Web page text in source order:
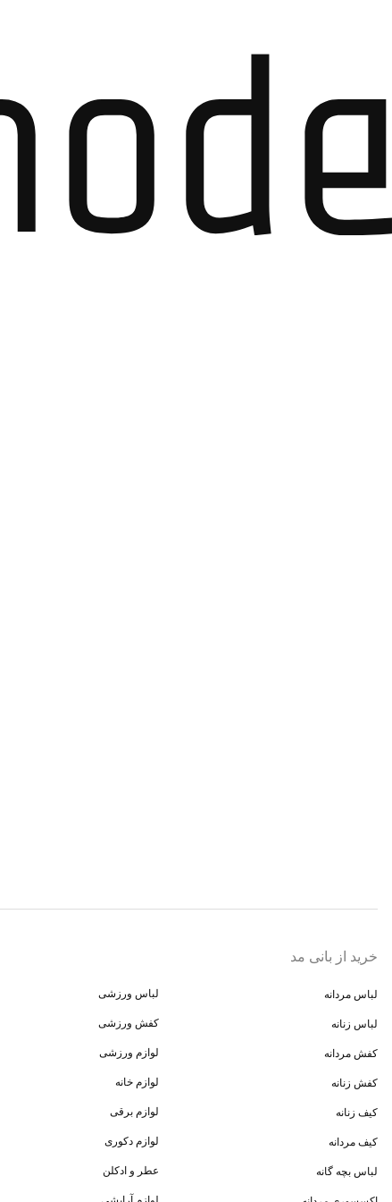
خرید از بانی مد
لباس مردانه
لباس زنانه
کفش مردانه
کفش زنانه
کیف زنانه
کیف مردانه
لباس بچه گانه
لباس ورزشی
کفش ورزشی
لوازم ورزشی
لوازم خانه
لوازم برقی
لوازم دکوری
عطر و ادکلن